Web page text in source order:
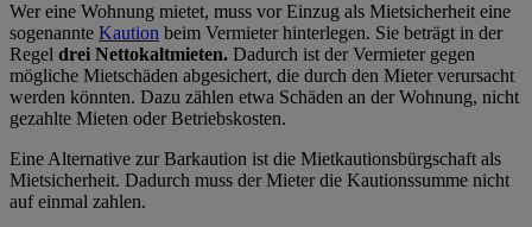
Wer eine Wohnung mietet, muss vor Einzug als Mietsicherheit eine
sogenannte Kaution beim Vermieter hinterlegen. Sie beträgt in der
Regel drei Nettokaltmieten. Dadurch ist der Vermieter gegen
mögliche Mietschäden abgesichert, die durch den Mieter verursacht
werden könnten. Dazu zählen etwa Schäden an der Wohnung, nicht
gezahlte Mieten oder Betriebskosten.
Eine Alternative zur Barkaution ist die Mietkautionsbürgschaft als
Mietsicherheit. Dadurch muss der Mieter die Kautionssumme nicht
auf einmal zahlen.